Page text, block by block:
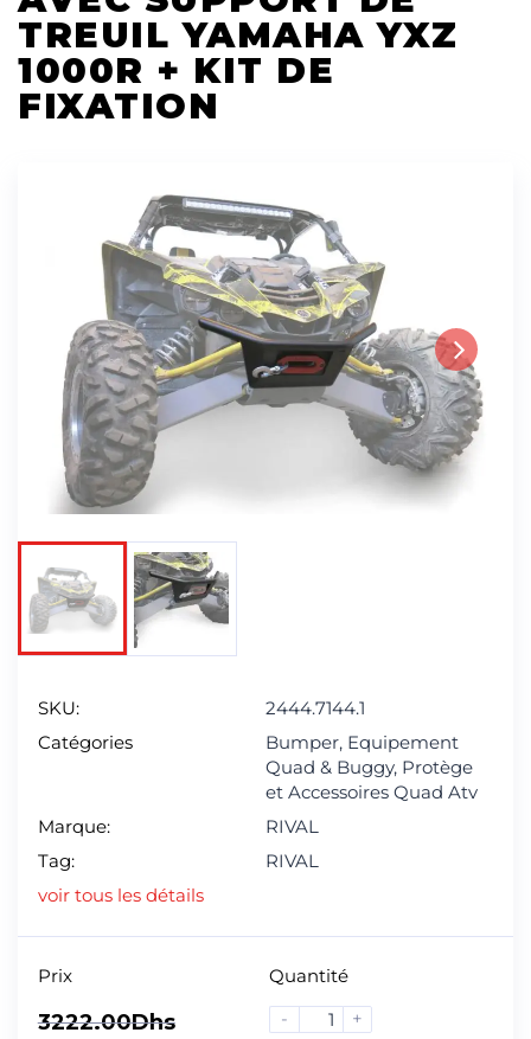
TREUIL YAMAHA YXZ
1000R + KIT DE
FIXATION
Next
SKU:
2444.7144.1
Catégories
Bumper, Equipement
Quad & Buggy, Protège
et Accessoires Quad Atv
Marque:
RIVAL
Tag:
RIVAL
voir tous les détails
Prix
3222.00Dhs
Quantité
-
+